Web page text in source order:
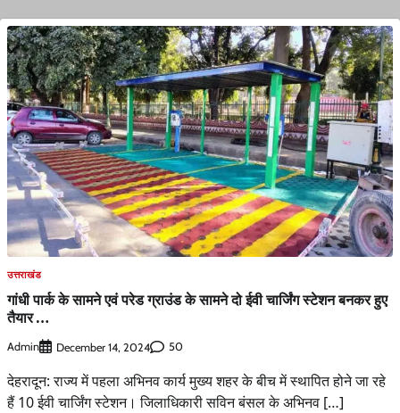
उत्तराखंड
गांधी पार्क के सामने एवं परेड ग्राउंड के सामने दो ईवी चार्जिंग स्टेशन बनकर हुए
तैयार …
Admin December 14, 2024 50
देहरादून: राज्य में पहला अभिनव कार्य मुख्य शहर के बीच में स्थापित होने जा रहे
हैं 10 ईवी चार्जिंग स्टेशन। जिलाधिकारी सविन बंसल के अभिनव […]